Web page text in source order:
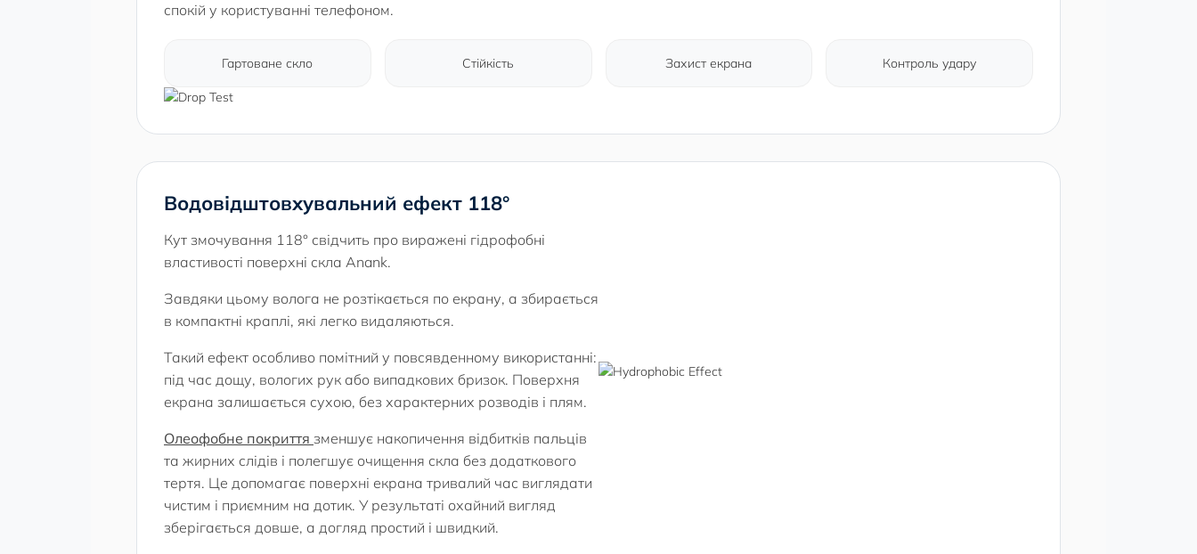
спокій у користуванні телефоном.
Гартоване скло Стійкість Захист екрана Контроль удару
Водовідштовхувальний ефект 118°
Кут змочування 118° свідчить про виражені гідрофобні
властивості поверхні скла Anank.
Завдяки цьому волога не розтікається по екрану, а збирається
в компактні краплі, які легко видаляються.
Такий ефект особливо помітний у повсявденному використанні:
під час дощу, вологих рук або випадкових бризок. Поверхня
екрана залишається сухою, без характерних розводів і плям.
Олеофобне покриття зменшує накопичення відбитків пальців
та жирних слідів і полегшує очищення скла без додаткового
тертя. Це допомагає поверхні екрана тривалий час виглядати
чистим і приємним на дотик. У результаті охайний вигляд
зберігається довше, а догляд простий і швидкий.